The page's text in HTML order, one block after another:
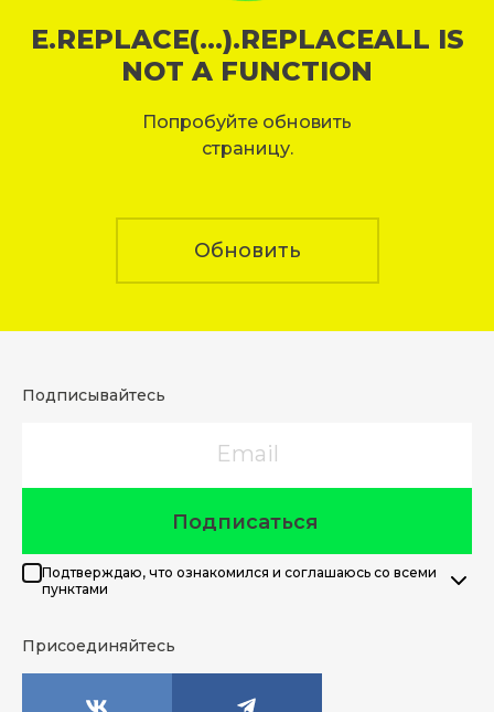
E.REPLACE(...).REPLACEALL IS
NOT A FUNCTION
Попробуйте обновить
страницу.
Обновить
Подписывайтесь
Подписаться
Подтверждаю, что ознакомился и соглашаюсь со всеми
пунктами
Присоединяйтесь